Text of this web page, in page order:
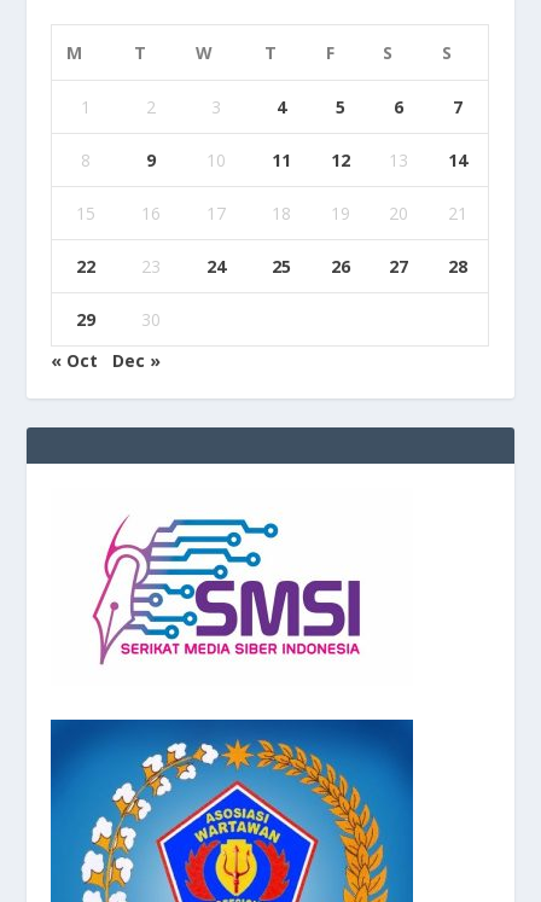
M T W T F S S
1 2 3 4 5 6 7
8 9 10 11 12 13 14
15 16 17 18 19 20 21
22 23 24 25 26 27 28
29
30
« Oct
Dec »